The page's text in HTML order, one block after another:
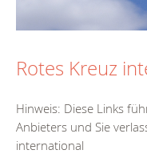
Rotes Kreuz
Hinweis: Diese Links
Anbieters und Sie
international